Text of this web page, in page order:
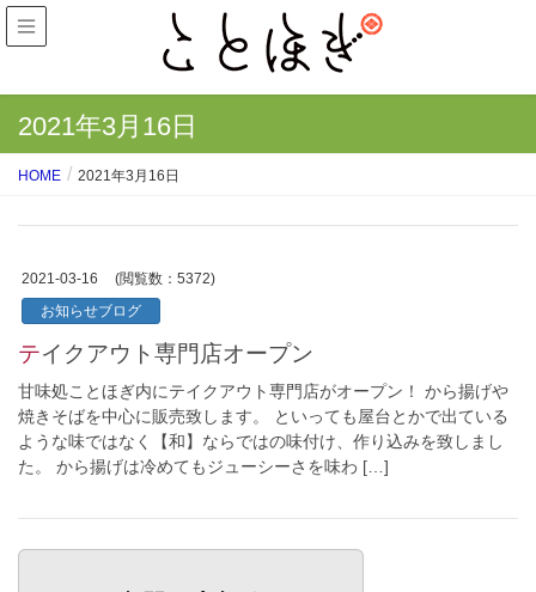
2021年3月16日
HOME 2021年3月16日
2021-03-16
(閲覧数：5372)
お知らせブログ
テイクアウト専門店オープン
甘味処ことほぎ内にテイクアウト専門店がオープン！ から揚げや
焼きそばを中心に販売致します。 といっても屋台とかで出ている
ような味ではなく【和】ならではの味付け、作り込みを致しまし
た。 から揚げは冷めてもジューシーさを味わ […]